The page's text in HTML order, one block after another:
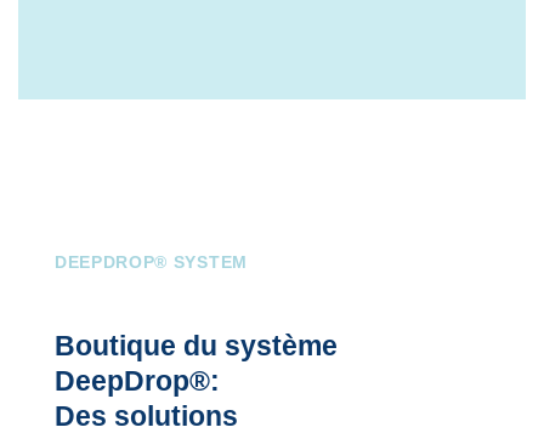
DEEPDROP® SYSTEM
Boutique du système
DeepDrop®:
Des solutions